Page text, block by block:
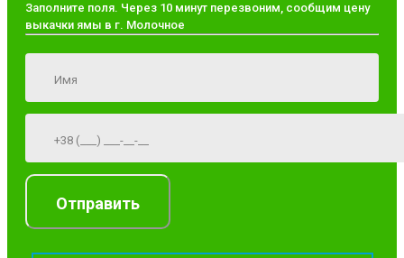
Заполните поля. Через 10 минут перезвоним, сообщим цену
выкачки ямы в г. Молочное